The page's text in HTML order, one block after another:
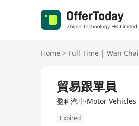
Home > Full Time | Wan Chai
貿易跟單員
盈科汽車·Motor Vehicles
Expired